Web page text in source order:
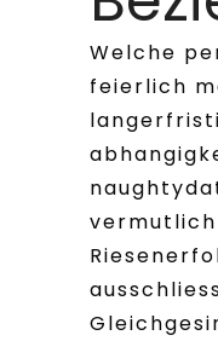
Welche
feierlich